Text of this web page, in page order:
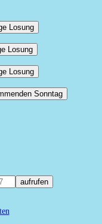
Losung
Losung
Losung
Sonntag
aufrufen